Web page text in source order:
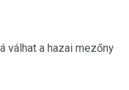
válhat a hazai mezőny